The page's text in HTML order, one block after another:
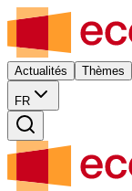
Actualités Thèmes
FR